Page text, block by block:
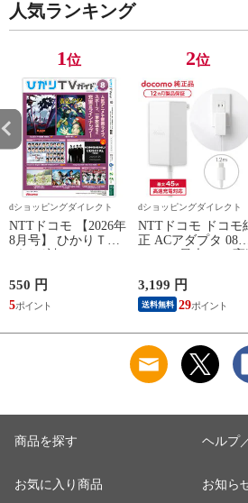
人気ランキング
1位
dショッピングダイレクト
NTTドコモ 【2026年
8月号】 ひかりＴＶ
550 円
5
2位
dショッピングダイレクト
NTTドコモ ドコモ
正 ACアダプタ 08
iPhone Android
Nintendo Switch スイ
ッチ対応 AMD39027
3,199 円
送料無料 29
商品を探す
お気に入り商品
ヘルプ
お知ら